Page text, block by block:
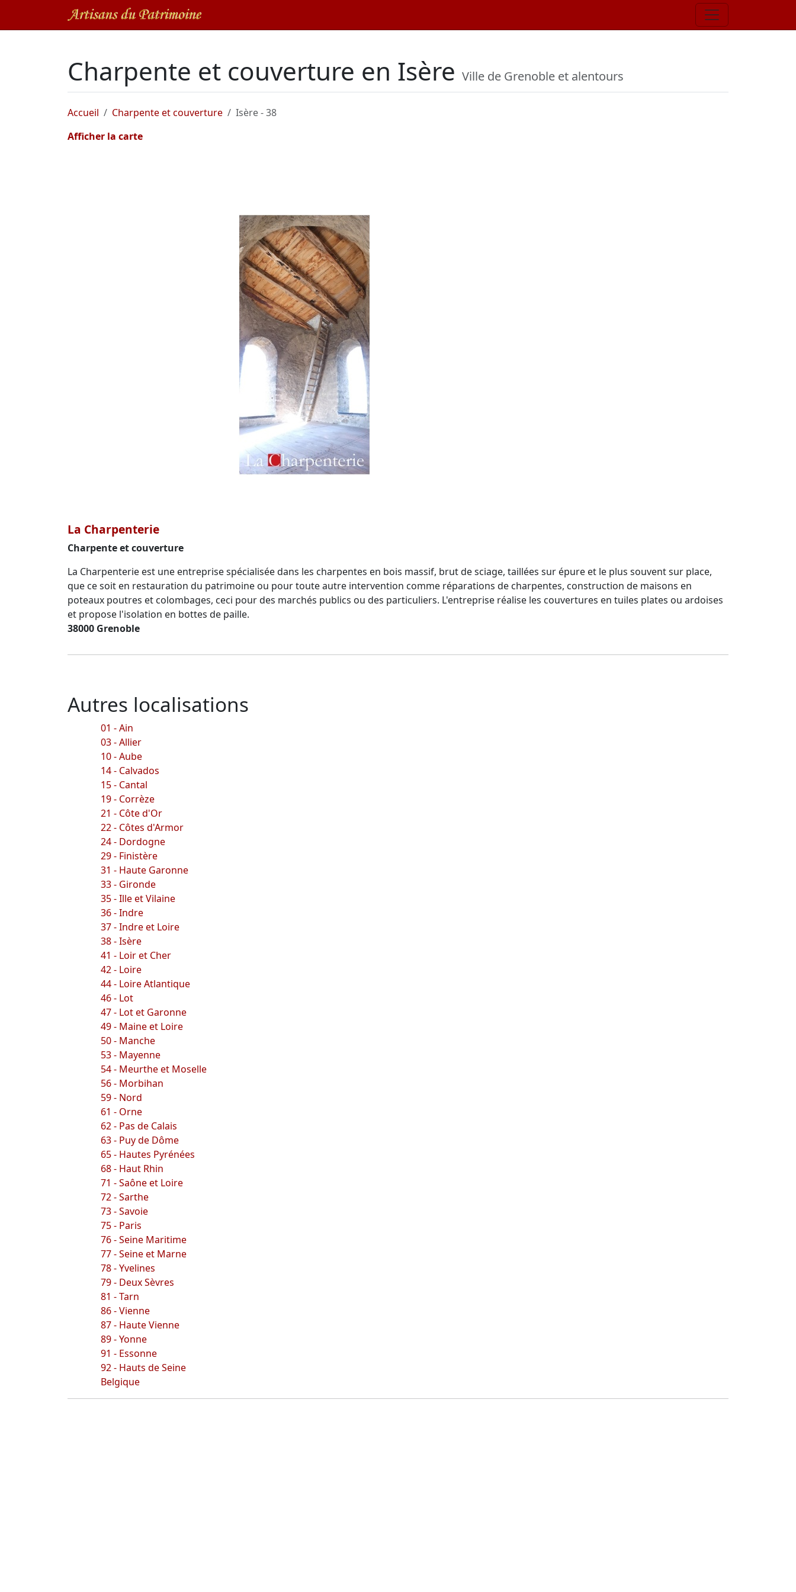
Charpente et couverture en Isère Ville de Grenoble et alentours
Accueil Charpente et couverture
Isère - 38
Afficher la carte
La Charpenterie
Charpente et couverture
La Charpenterie est une entreprise spécialisée dans les charpentes en bois massif, brut de sciage, taillées sur épure et le plus souvent sur place,
que ce soit en restauration du patrimoine ou pour toute autre intervention comme réparations de charpentes, construction de maisons en
poteaux poutres et colombages, ceci pour des marchés publics ou des particuliers. L'entreprise réalise les couvertures en tuiles plates ou ardoises
et propose l'isolation en bottes de paille.
38000 Grenoble
Autres localisations
01 - Ain
03 - Allier
10 - Aube
14 - Calvados
15 - Cantal
19 - Corrèze
21 - Côte d'Or
22 - Côtes d'Armor
24 - Dordogne
29 - Finistère
31 - Haute Garonne
33 - Gironde
35 - Ille et Vilaine
36 - Indre
37 - Indre et Loire
38 - Isère
41 - Loir et Cher
42 - Loire
44 - Loire Atlantique
46 - Lot
47 - Lot et Garonne
49 - Maine et Loire
50 - Manche
53 - Mayenne
54 - Meurthe et Moselle
56 - Morbihan
59 - Nord
61 - Orne
62 - Pas de Calais
63 - Puy de Dôme
65 - Hautes Pyrénées
68 - Haut Rhin
71 - Saône et Loire
72 - Sarthe
73 - Savoie
75 - Paris
76 - Seine Maritime
77 - Seine et Marne
78 - Yvelines
79 - Deux Sèvres
81 - Tarn
86 - Vienne
87 - Haute Vienne
89 - Yonne
91 - Essonne
92 - Hauts de Seine
Belgique